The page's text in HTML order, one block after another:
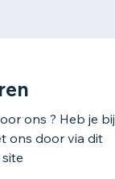
ons ? Heb je bij
ons door via dit